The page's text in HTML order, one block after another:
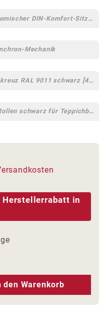
Ergonomischer DIN-Komfort-Sitz [75]
Mechanik
Polyamid Fußkreuz RAL 9011 schwarz [44]
DR1 Rollen schwarz für Teppichböden [10]
Herstellerrabatt in
den
den Warenkorb